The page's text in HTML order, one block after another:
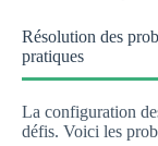
Résolution des
pratiques
La configuration
défis. Voici les